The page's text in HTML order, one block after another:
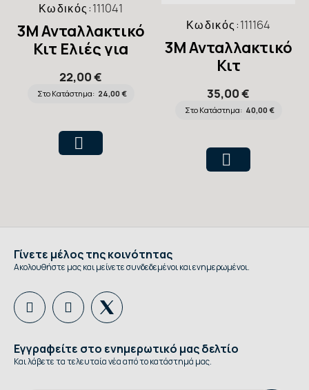
Κωδικός:111041
3M Ανταλλακτικό
Κιτ Ελιές για
Στηθοσκόπια
Littmann Μαύρες,
4 τεμάχια
22,00 €
Στο Κατάστημα: 24,00 €
Κωδικός:111164
3M Ανταλλακτικό
Κιτ
Littmann Classic
II, Γκρι
35,00 €
Στο Κατάστημα: 40,00 €
Γίνετε μέλος της κοινότητας
Ακολουθήστε μας και μείνετε συνδεδεμένοι και ενημερωμένοι.
Εγγραφείτε στο ενημερωτικό μας δελτίο
Και λάβετε τα τελευταία νέα από το κατάστημά μας.